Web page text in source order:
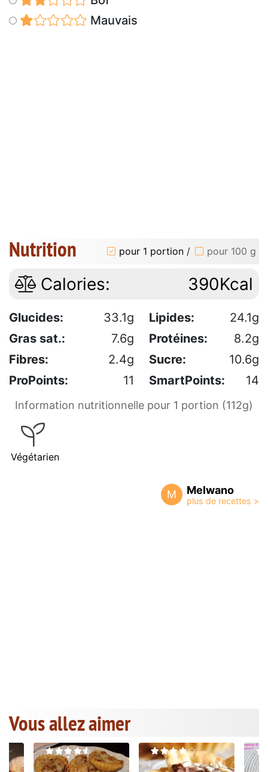
Mauvais
Nutrition pour 1 portion / pour 100 g
Calories: 390Kcal
Glucides: 33.1g Lipides:
24.1g
Gras sat.:
7.6g Protéines:
8.2g
Fibres:
2.4g Sucre:
10.6g
ProPoints:
11 SmartPoints: 14
Information nutritionnelle pour 1 portion (112g)
Végétarien
M Melwano
Vous allez aimer